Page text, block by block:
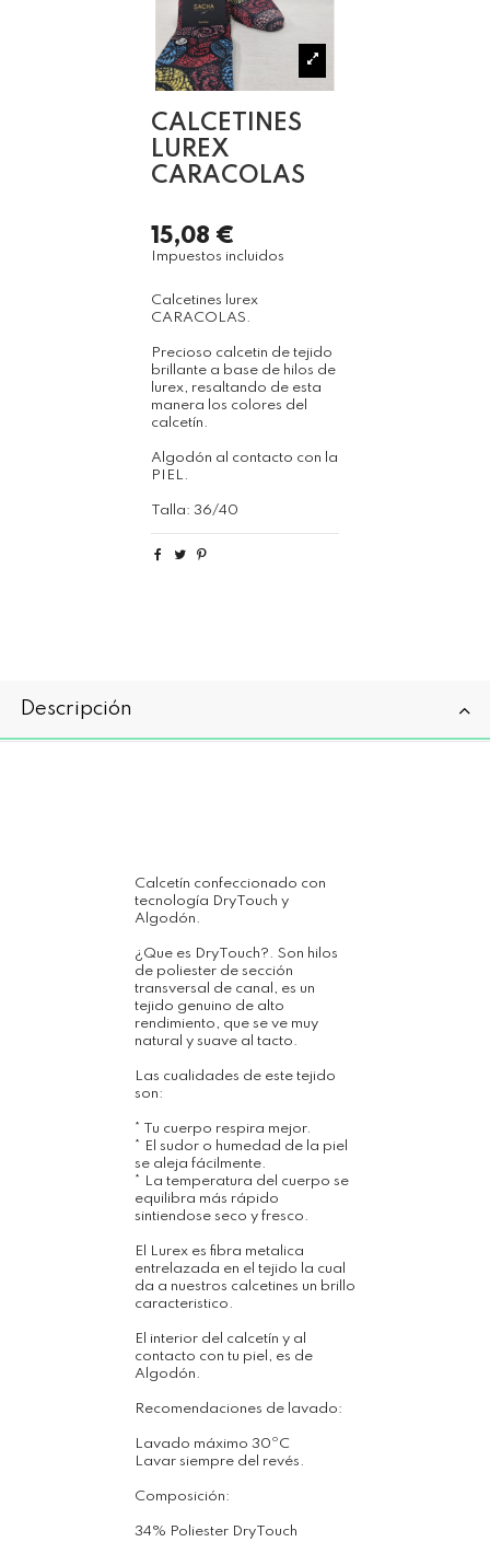
CALCETINES
LUREX
CARACOLAS
15,08 €
Impuestos incluidos
Calcetines lurex
CARACOLAS.
Precioso calcetin de tejido
brillante a base de hilos de
lurex, resaltando de esta
manera los colores del
calcetín.
Algodón al contacto con la
PIEL.
Talla: 36/40
Descripción
Calcetín confeccionado con
tecnología DryTouch y
Algodón.
¿Que es DryTouch?. Son hilos
de poliester de sección
transversal de canal, es un
tejido genuino de alto
rendimiento, que se ve muy
natural y suave al tacto.
Las cualidades de este tejido
son:
* Tu cuerpo respira mejor.
* El sudor o humedad de la piel
se aleja fácilmente.
* La temperatura del cuerpo se
equilibra más rápido
sintiendose seco y fresco.
El Lurex es fibra metalica
entrelazada en el tejido la cual
da a nuestros calcetines un brillo
caracteristico.
El interior del calcetín y al
contacto con tu piel, es de
Algodón.
Recomendaciones de lavado:
Lavado máximo 30ºC
Lavar siempre del revés.
Composición:
34% Poliester DryTouch